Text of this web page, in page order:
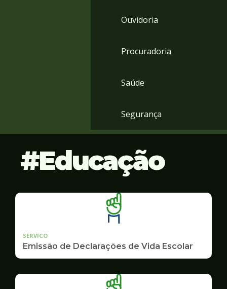
Ouvidoria
Procuradoria
Saúde
Segurança
Educação
SERVICO
Emissão de Declarações de Vida Escolar